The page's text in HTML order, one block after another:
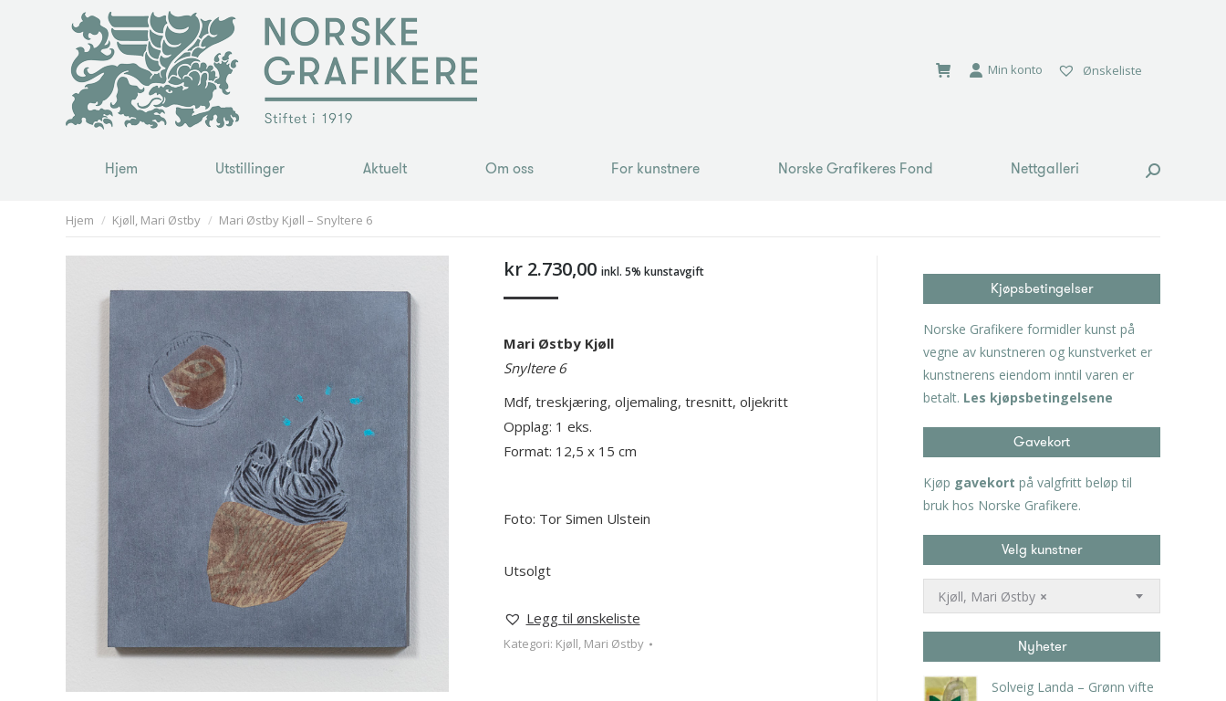
Min konto Ønskeliste
Hjem Utstillinger Aktuelt Om oss For kunstnere Norske Grafikeres Fond Nettgalleri Search:
You are here:
Hjem Kjøll, Mari Østby Mari Østby Kjøll – Snyltere 6
kr2.730,00 inkl. 5% kunstavgift
Mari Østby Kjøll
Snyltere 6
Mdf, treskjæring, oljemaling, tresnitt, oljekritt
Opplag: 1 eks.
Format: 12,5 x 15 cm
Foto: Tor Simen Ulstein
Utsolgt
Legg til ønskeliste
Kategori: Kjøll, Mari Østby
Kjøpsbetingelser
Norske Grafikere formidler kunst på
vegne av kunstneren og kunstverket er
kunstnerens eiendom inntil varen er
betalt. Les kjøpsbetingelsene
Gavekort
Kjøp gavekort på valgfritt beløp til
bruk hos Norske Grafikere.
Velg kunstner
×
Kjøll, Mari Østby
Nyheter
Solveig Landa – Grønn vifte
Hjem Utstillinger Aktuelt